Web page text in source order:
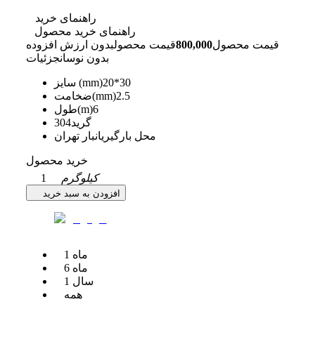
راهنمای خرید
راهنمای خرید محصول
قیمت محصول800,000قیمت محصولبدون ارزش افزوده
بدون نوسانجزئیات
سایز (mm)20*30
ضخامت(mm)2.5
طول(m)6
گرید304
محل بارگیریانبار تهران
خرید محصول
1
کیلوگرم
افزودن به سبد خرید
1 ماه
6 ماه
1 سال
همه